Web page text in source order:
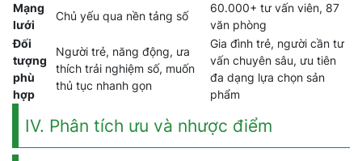
Mạng
lưới
Chủ yếu qua nền tảng số
60.000+ tư vấn viên, 87
văn phòng
Đối
tượng
phù
hợp
Người trẻ, năng động, ưa
thích trải nghiệm số, muốn
thủ tục nhanh gọn
Gia đình trẻ, người cần tư
vấn chuyên sâu, ưu tiên
đa dạng lựa chọn sản
phẩm
IV. Phân tích ưu và nhược điểm